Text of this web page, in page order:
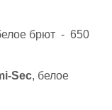
брют - 650
Sec, белое